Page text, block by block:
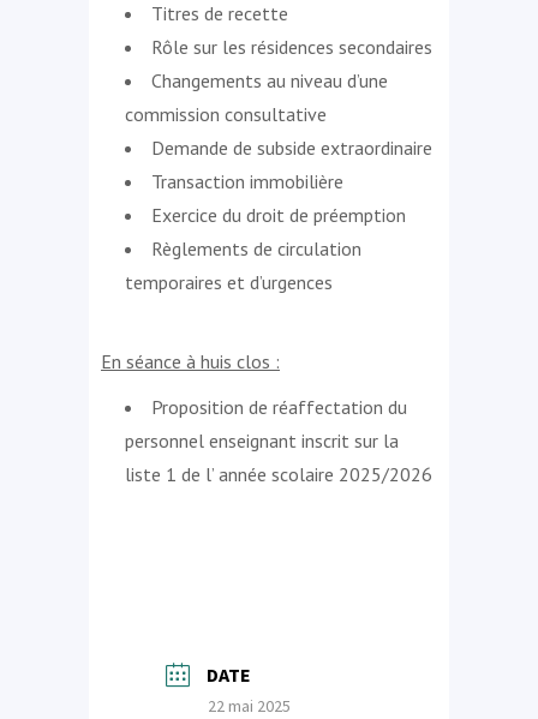
Titres de recette
Rôle sur les résidences secondaires
Changements au niveau d’une
commission consultative
Demande de subside extraordinaire
Transaction immobilière
Exercice du droit de préemption
Règlements de circulation
temporaires et d’urgences
En séance à huis clos :
Proposition de réaffectation du
personnel enseignant inscrit sur la
liste 1 de l’ année scolaire 2025/2026
DATE
22 mai 2025